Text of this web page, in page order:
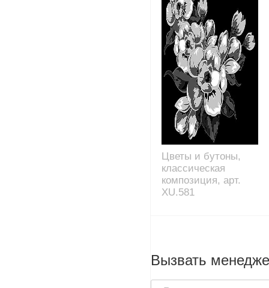
Цветы и бутоны,
классическая
композиция, арт.
XU.581
Вызвать